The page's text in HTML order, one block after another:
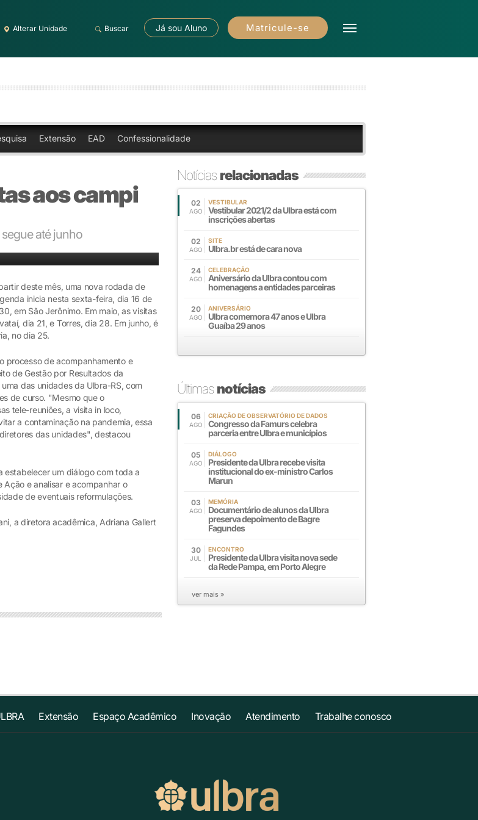
Alterar Unidade Buscar Já sou Aluno Matricule-se
Extensão EAD Confessionalidade
aos campi
até junho
deste mês, uma nova rodada de
inicia nesta sexta-feira, dia 16 de
em São Jerônimo. Em maio, as visitas
dia 21, e Torres, dia 28. Em junho, é
no dia 25.
processo de acompanhamento e
de Gestão por Resultados da
das unidades da Ulbra-RS, com
de curso. "Mesmo que o
tele-reuniões, a visita in loco,
a contaminação na pandemia, essa
das unidades", destacou
estabelecer um diálogo com toda a
e analisar e acompanhar o
de eventuais reformulações.
a diretora acadêmica, Adriana Gallert
Notíciasrelacionadas
02
AGO
VESTIBULAR
Vestibular 2021/2 da Ulbra está com
inscrições abertas
02
AGO
SITE
Ulbra.br está de cara nova
24
AGO
CELEBRAÇÃO
Aniversário da Ulbra contou com
homenagens a entidades parceiras
20
AGO
ANIVERSÁRIO
Ulbra comemora 47 anos e Ulbra
Guaíba 29 anos
Últimasnotícias
06
AGO
CRIAÇÃO DE OBSERVATÓRIO DE DADOS
Congresso da Famurs celebra
parceria entre Ulbra e municípios
05
AGO
DIÁLOGO
Presidente da Ulbra recebe visita
institucional do ex-ministro Carlos
Marun
03
AGO
MEMÓRIA
Documentário de alunos da Ulbra
preserva depoimento de Bagre
Fagundes
30
JUL
ENCONTRO
Presidente da Ulbra visita nova sede
da Rede Pampa, em Porto Alegre
ver mais »
Extensão Espaço Acadêmico Inovação Atendimento Trabalhe conosco